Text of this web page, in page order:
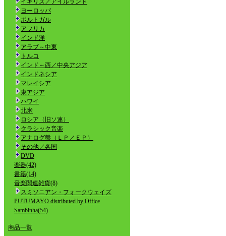
イギリス／アイルランド
ヨーロッパ
ポルトガル
アフリカ
インド洋
アラブ～中東
トルコ
インド～西／中央アジア
インドネシア
マレイシア
東アジア
ハワイ
北米
ロシア（旧ソ連）
クラシック音楽
アナログ盤（ＬＰ／ＥＰ）
その他／各国
DVD
楽器(42)
書籍(14)
音楽関連雑貨(8)
スミソニアン・フォークウェイズ
PUTUMAYO distributed by Office
Sambinha(54)
商品一覧